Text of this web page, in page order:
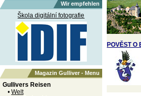
Wir empfehlen
Škola digitální fotografie
Magazin Gulliver - Menu
Gullivers Reisen
• Welt
POVĚST